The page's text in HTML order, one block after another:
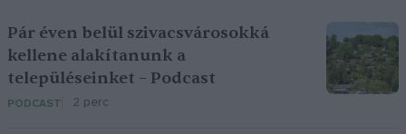
Pár éven belül szivacsvárosokká
kellene alakítanunk a
településeinket – Podcast
PODCAST 2 perc